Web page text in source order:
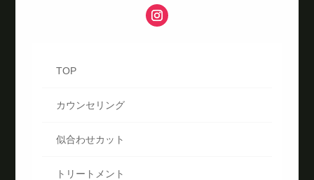
TOP
カウンセリング
似合わせカット
トリートメント